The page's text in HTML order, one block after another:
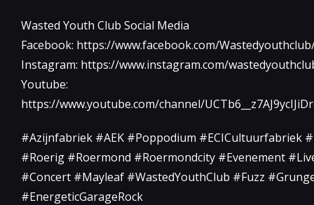
Wasted Youth Club Social Media
Facebook: https://www.facebook.com/
Instagram: https://www.instagram.com/
Youtube:
https://www.youtube.com/channel/
#Azijnfabriek #AEK #Poppodium #ECICultuurfabriek
#Roerig #Roermond #Roermondcity #Evenement
#Concert #Mayleaf #WastedYouthClub #Fuzz
#EnergeticGarageRock